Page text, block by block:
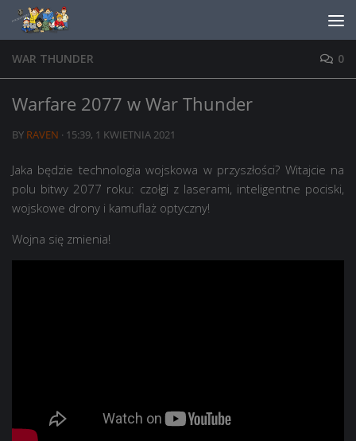
Skip to content
WAR THUNDER 0
Warfare 2077 w War Thunder
BY RAVEN · 15:39, 1 KWIETNIA 2021
Jaka będzie technologia wojskowa w przyszłości? Witajcie na
polu bitwy 2077 roku: czołgi z laserami, inteligentne pociski,
wojskowe drony i kamuflaż optyczny!
Wojna się zmienia!